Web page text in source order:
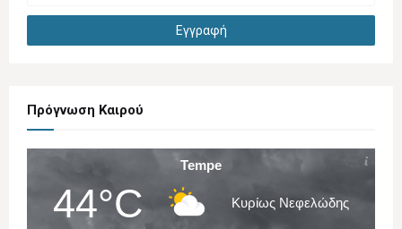
Πρόγνωση Καιρού
Tempe
44°C Κυρίως Νεφελώδης